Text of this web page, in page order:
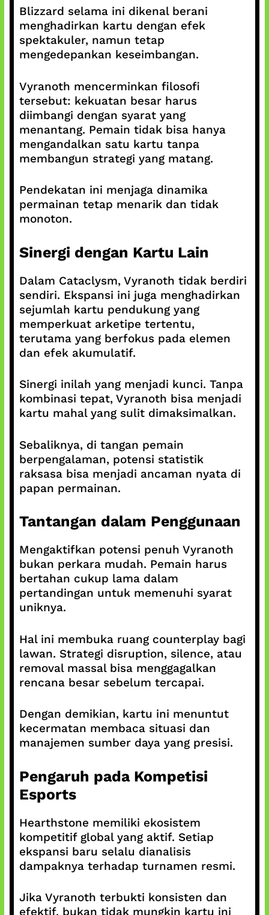
Blizzard selama ini dikenal berani
menghadirkan kartu dengan efek
spektakuler, namun tetap
mengedepankan keseimbangan.
Vyranoth mencerminkan filosofi
tersebut: kekuatan besar harus
diimbangi dengan syarat yang
menantang. Pemain tidak bisa hanya
mengandalkan satu kartu tanpa
membangun strategi yang matang.
Pendekatan ini menjaga dinamika
permainan tetap menarik dan tidak
monoton.
Sinergi dengan Kartu Lain
Dalam Cataclysm, Vyranoth tidak berdiri
sendiri. Ekspansi ini juga menghadirkan
sejumlah kartu pendukung yang
memperkuat arketipe tertentu,
terutama yang berfokus pada elemen
dan efek akumulatif.
Sinergi inilah yang menjadi kunci. Tanpa
kombinasi tepat, Vyranoth bisa menjadi
kartu mahal yang sulit dimaksimalkan.
Sebaliknya, di tangan pemain
berpengalaman, potensi statistik
raksasa bisa menjadi ancaman nyata di
papan permainan.
Tantangan dalam Penggunaan
Mengaktifkan potensi penuh Vyranoth
bukan perkara mudah. Pemain harus
bertahan cukup lama dalam
pertandingan untuk memenuhi syarat
uniknya.
Hal ini membuka ruang counterplay bagi
lawan. Strategi disruption, silence, atau
removal massal bisa menggagalkan
rencana besar sebelum tercapai.
Dengan demikian, kartu ini menuntut
kecermatan membaca situasi dan
manajemen sumber daya yang presisi.
Pengaruh pada Kompetisi
Esports
Hearthstone memiliki ekosistem
kompetitif global yang aktif. Setiap
ekspansi baru selalu dianalisis
dampaknya terhadap turnamen resmi.
Jika Vyranoth terbukti konsisten dan
efektif, bukan tidak mungkin kartu ini